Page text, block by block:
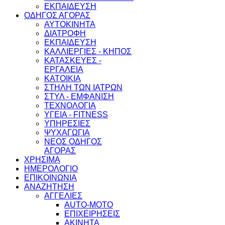
ΕΚΠΑΙΔΕΥΣΗ
ΟΔΗΓΟΣ ΑΓΟΡΑΣ
ΑΥΤΟΚΙΝΗΤΑ
ΔΙΑΤΡΟΦΗ
ΕΚΠΑΙΔΕΥΣΗ
ΚΑΛΛΙΕΡΓΙΕΣ - ΚΗΠΟΣ
ΚΑΤΑΣΚΕΥΕΣ -
ΕΡΓΑΛΕΙΑ
ΚΑΤΟΙΚΙΑ
ΣΤΗΛΗ ΤΩΝ ΙΑΤΡΩΝ
ΣΤΥΛ - ΕΜΦΑΝΙΣΗ
ΤΕΧΝΟΛΟΓΙΑ
ΥΓΕΙΑ - FITNESS
ΥΠΗΡΕΣΙΕΣ
ΨΥΧΑΓΩΓΙΑ
ΝΕΟΣ ΟΔΗΓΟΣ
ΑΓΟΡΑΣ
ΧΡΗΣΙΜΑ
ΗΜΕΡΟΛΟΓΙΟ
ΕΠΙΚΟΙΝΩΝΙΑ
ΑΝΑΖΗΤΗΣΗ
ΑΓΓΕΛΙΕΣ
AUTO-MOTO
ΕΠΙΧΕΙΡΗΣΕΙΣ
ΑΚΙΝΗΤΑ